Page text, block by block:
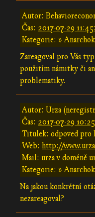
Autor:
Čas: 2017-07-29
Kategorie: »
Zareagoval pro Vás
použitím námitky či
problematiky.
Autor: Urza
Čas: 2017-07-29
Titulek: odpoved pro
Web: http://
Mail: urza v doméně
Kategorie: »
Na jakou konkrétní
nezareagoval?